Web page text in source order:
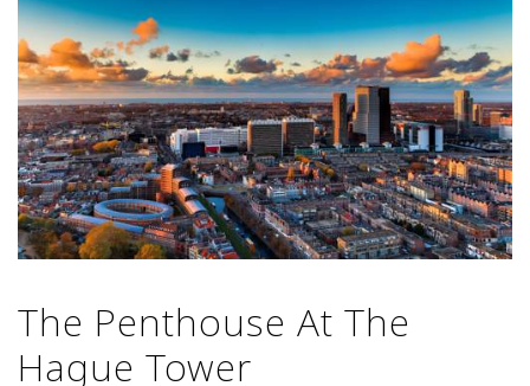
The Penthouse At The
Hague Tower